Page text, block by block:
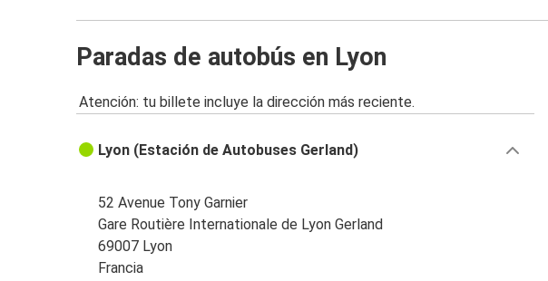
Paradas de autobús en Lyon
Atención: tu billete incluye la dirección más reciente.
Lyon (Estación de Autobuses Gerland)
52 Avenue Tony Garnier
Gare Routière Internationale de Lyon Gerland
69007 Lyon
Francia